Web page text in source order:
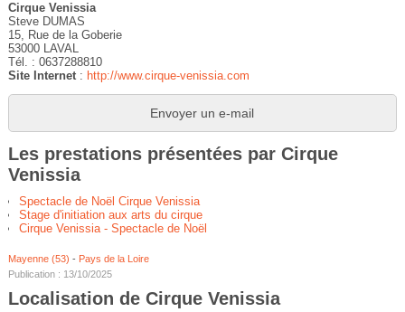
Cirque Venissia
Steve DUMAS
15, Rue de la Goberie
53000 LAVAL
Tél. : 0637288810
Site Internet: http://www.cirque-venissia.com
Envoyer un e-mail
Les prestations présentées par Cirque
Venissia
Spectacle de Noël Cirque Venissia
Stage d'initiation aux arts du cirque
Cirque Venissia - Spectacle de Noël
Mayenne (53) - Pays de la Loire
Publication : 13/10/2025
Localisation de Cirque Venissia